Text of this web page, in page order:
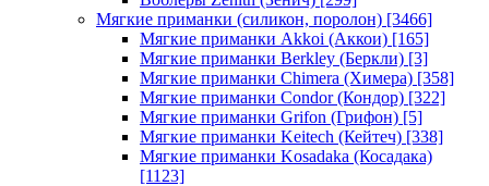
Мягкие приманки (силикон, поролон) [3466]
Мягкие приманки Akkoi (Аккои) [165]
Мягкие приманки Berkley (Беркли) [3]
Мягкие приманки Chimera (Химера) [358]
Мягкие приманки Condor (Кондор) [322]
Мягкие приманки Grifon (Грифон) [5]
Мягкие приманки Keitech (Кейтеч) [338]
Мягкие приманки Kosadaka (Косадака)
[1123]